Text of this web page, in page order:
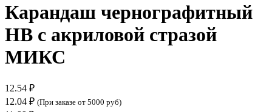
Карандаш чернографитный
НВ с акриловой стразой
МИКС
12.54 ₽
12.04 ₽ (При заказе от 5000 руб)